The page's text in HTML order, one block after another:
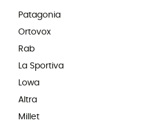
Patagonia
Ortovox
Rab
La Sportiva
Lowa
Altra
Millet